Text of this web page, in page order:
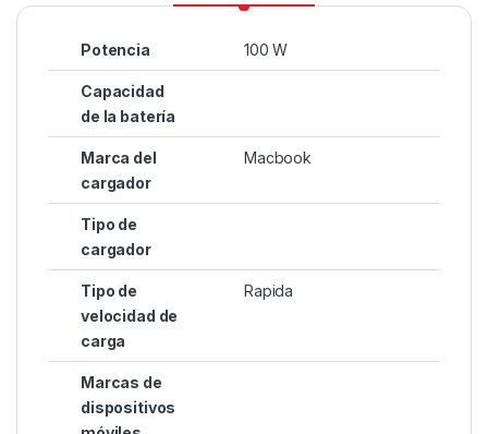
Potencia 100 W
Capacidad
de la batería
Marca del
cargador
Macbook
Tipo de
cargador
Tipo de
velocidad de
carga
Rapida
Marcas de
dispositivos